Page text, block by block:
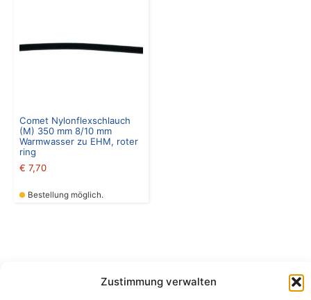
Zustimmung verwalten
Comet Nylonflexschlauch
(M) 350 mm 8/10 mm
Warmwasser zu EHM, roter
ring
€ 7,70
Bestellung möglich.